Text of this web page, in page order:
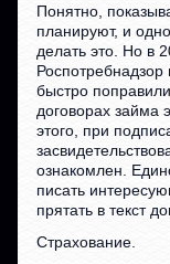
Понятно,
планируют, и
делать это. Но в
быстро
договорах займа
этого, при
ознакомлен.
писать
прятать в текст
Страхование.